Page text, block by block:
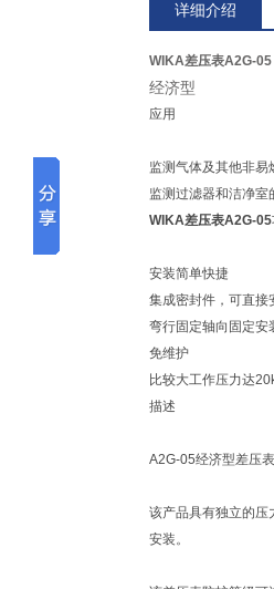
详细介绍
WIKA差压表A2G-05
经济型
应用
监测气体及其他非
监测过滤器和洁净室
WIKA差压表A2G-05
安装简单快捷
集成密封件，可直接
弯行固定轴向固定
免维护
比较大工作压力达
描述
A2G-05经济型差压
该产品具有独立的压
安装。